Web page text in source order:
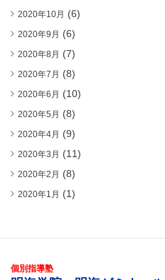
2020年10月 (6)
2020年9月 (6)
2020年8月 (7)
2020年7月 (8)
2020年6月 (10)
2020年5月 (8)
2020年4月 (9)
2020年3月 (11)
2020年2月 (8)
2020年1月 (1)
個別指導塾